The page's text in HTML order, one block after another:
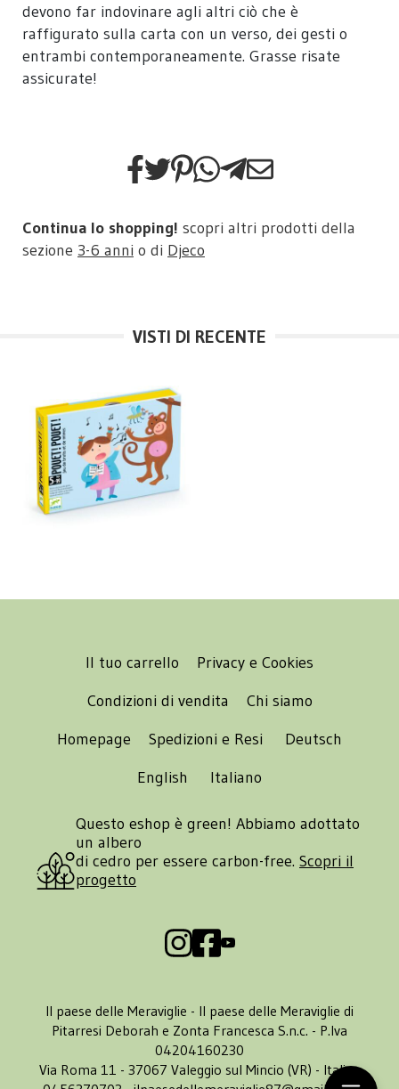
devono far indovinare agli altri ciò che è
raffigurato sulla carta con un verso, dei gesti o
entrambi contemporaneamente. Grasse risate
assicurate!
Continua lo shopping! scopri altri prodotti della
sezione 3-6 anni o di Djeco
VISTI DI RECENTE
Il tuo carrello
Privacy e Cookies
Condizioni di vendita
Chi siamo
Homepage
Spedizioni e Resi
Deutsch
English
Italiano
Questo eshop è green! Abbiamo adottato
un albero
di cedro per essere carbon-free. Scopri il
progetto
Il paese delle Meraviglie - Il paese delle Meraviglie di
Pitarresi Deborah e Zonta Francesca S.n.c. - P.Iva
04204160230
Via Roma 11 - 37067 Valeggio sul Mincio (VR) - Italia -